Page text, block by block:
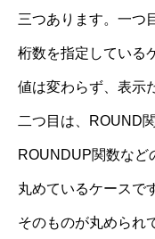
三つあります。一つ
桁数を指定している
値は変わらず、表示
二つ目は、ROUND
ROUNDUP関数など
丸めているケースで
そのものが丸められ